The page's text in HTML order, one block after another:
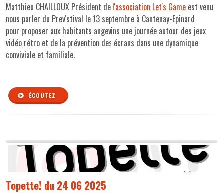
Matthieu CHAILLOUX Président de l'association Let's Game est venu
nous parler du Prev'stival le13 septembre à Cantenay-Epinard
pour proposer aux habitants angevins une journée autour des jeux
vidéo rétro et de la prévention des écrans dans une dynamique
conviviale et familiale.
ÉCOUTEZ
Topette! du 24 06 2025